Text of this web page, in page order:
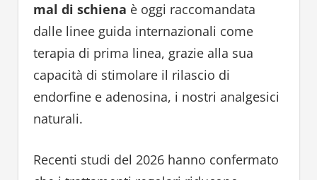
mal di schiena è oggi raccomandata
dalle linee guida internazionali come
terapia di prima linea, grazie alla sua
capacità di stimolare il rilascio di
endorfine e adenosina, i nostri analgesici
naturali.
Recenti studi del 2026 hanno confermato